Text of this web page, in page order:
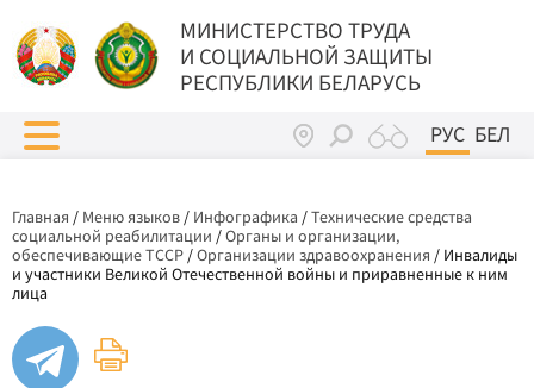
МИНИСТЕРСТВО ТРУДА
И СОЦИАЛЬНОЙ ЗАЩИТЫ
РЕСПУБЛИКИ БЕЛАРУСЬ
РУС БЕЛ
Главная / Меню языков / Инфографика /Технические средства
социальной реабилитации /Органы и организации,
обеспечивающие ТССР /Организации здравоохранения / Инвалиды
и участники Великой Отечественной войны и приравненные к ним
лица